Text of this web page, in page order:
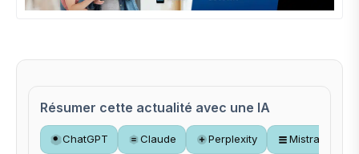
Résumer cette actualité avec une IA
ChatGPT Claude Perplexity Mistral